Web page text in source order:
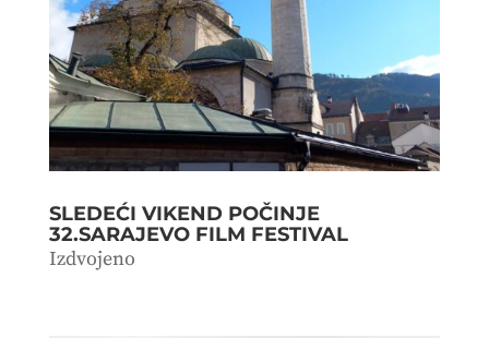
SLEDEĆI VIKEND POČINJE
32.SARAJEVO FILM FESTIVAL
Izdvojeno